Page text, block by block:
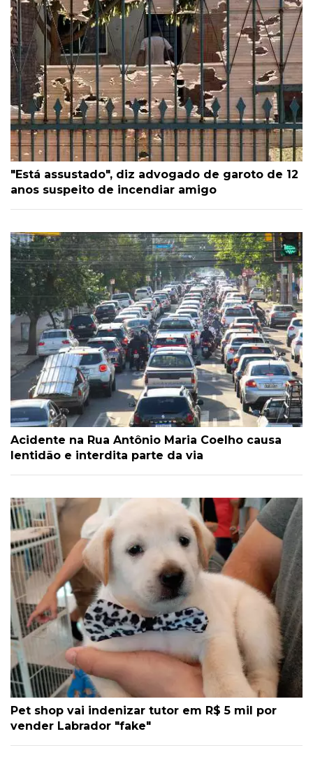
"Está assustado", diz advogado de garoto de 12
anos suspeito de incendiar amigo
Acidente na Rua Antônio Maria Coelho causa
lentidão e interdita parte da via
Pet shop vai indenizar tutor em R$ 5 mil por
vender Labrador "fake"